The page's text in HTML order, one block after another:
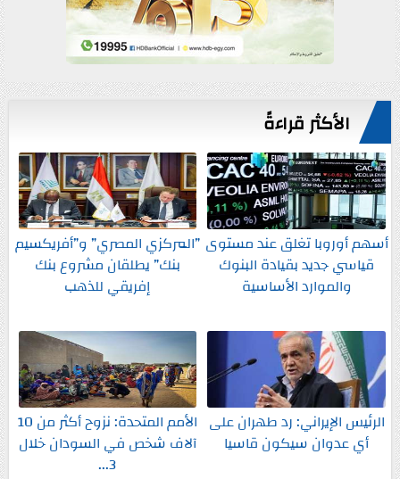
الأكثر قراءةً
أسهم أوروبا تغلق عند مستوى
قياسي جديد بقيادة البنوك
والموارد الأساسية
”المركزي المصري” و”أفريكسيم
بنك” يطلقان مشروع بنك
إفريقي للذهب
الرئيس الإيراني: رد طهران على
أي عدوان سيكون قاسيا
الأمم المتحدة: نزوح أكثر من 10
آلاف شخص في السودان خلال
3...